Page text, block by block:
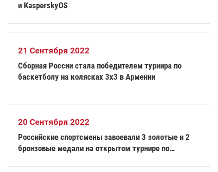
и KasperskyOS
21 Сентября 2022
Сборная России стала победителем турнира по
баскетболу на колясках 3х3 в Армении
20 Сентября 2022
Российские спортсмены завоевали 3 золотые и 2
бронзовые медали на открытом турнире по